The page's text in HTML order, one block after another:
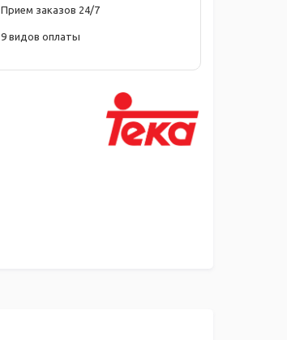
Прием заказов 24/7
9 видов оплаты